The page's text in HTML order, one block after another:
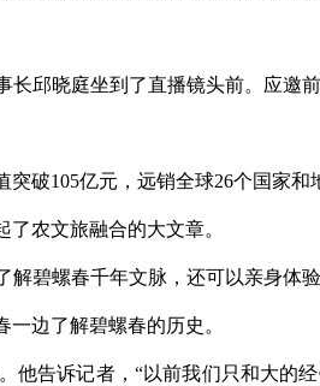
邱晓庭坐到了直播镜头前。应邀
破105亿元，远销全球26个国家和
农文旅融合的大文章。
碧螺春千年文脉，还可以亲身体
边了解碧螺春的历史。
他告诉记者，“以前我们只和大的